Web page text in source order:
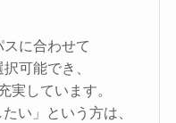
に合わせて
可能でき、
しています。
い」という方は、